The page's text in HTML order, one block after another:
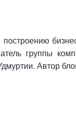
группы
Автор